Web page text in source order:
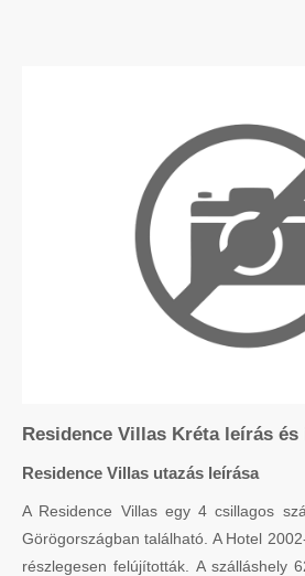
Residence Villas Kréta leírás
Residence Villas utazás leírása
A Residence Villas egy 4 csillagos
Görögországban található. A Hotel
részlegesen felújították. A szálláshely